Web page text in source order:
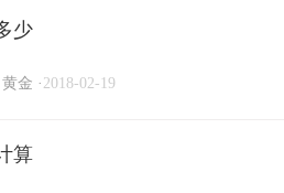
银知识
少
黄金 · 2018-02-19
算